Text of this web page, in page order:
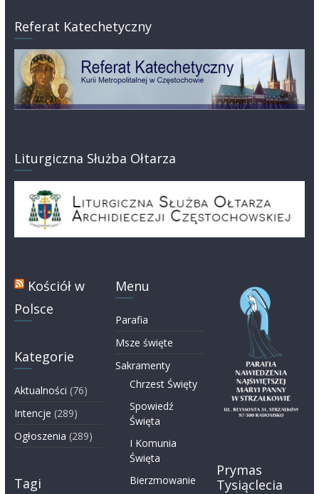
Referat Katechetyczny
Liturgiczna Służba Ołtarza
Kościół w
Polsce
Kategorie
Aktualności (76)
Intencje (289)
Ogłoszenia (289)
Tagi
Menu
Parafia
Msze święte
Sakramenty
Chrzest Święty
Spowiedź
Święta
I Komunia
Święta
Bierzmowanie
Prymas
Tysiąclecia